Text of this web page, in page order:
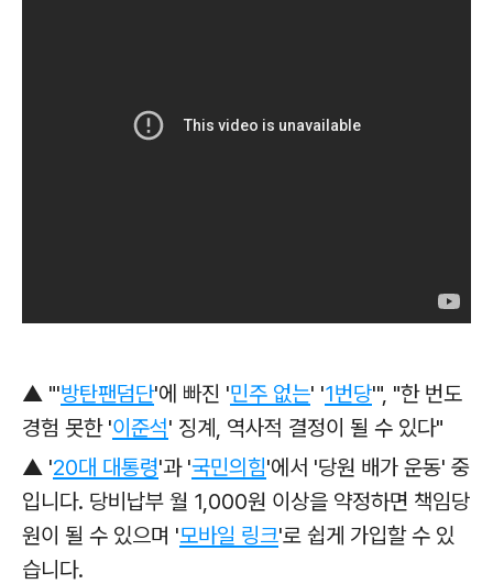
▲ "'방탄팬덤단'에 빠진 '민주 없는' '1번당'", "한 번도
경험 못한 '이준석' 징계, 역사적 결정이 될 수 있다"
▲ '20대 대통령'과 '국민의힘'에서 '당원 배가 운동' 중
입니다. 당비납부 월 1,000원 이상을 약정하면 책임당
원이 될 수 있으며 '모바일 링크'로 쉽게 가입할 수 있
습니다.